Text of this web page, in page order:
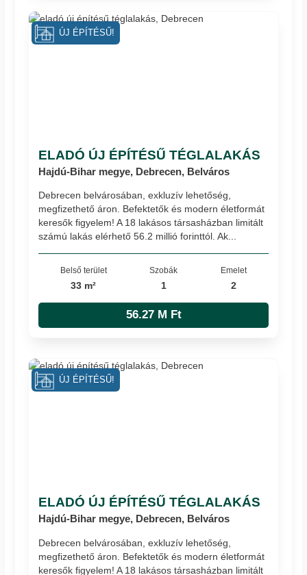
ELADÓ ÚJ ÉPÍTÉSŰ TÉGLALAKÁS
Hajdú-Bihar megye, Debrecen, Belváros
Debrecen belvárosában, exkluzív lehetőség,
megfizethető áron. Befektetők és modern életformát
keresők figyelem! A 18 lakásos társasházban limitált
számú lakás elérhető 56.2 millió forinttól. Ak...
Belső terület
33 m²
Szobák
1
Emelet
2
56.27 M Ft
ÚJ ÉPÍTÉSŰ!
ELADÓ ÚJ ÉPÍTÉSŰ TÉGLALAKÁS
Hajdú-Bihar megye, Debrecen, Belváros
Debrecen belvárosában, exkluzív lehetőség,
megfizethető áron. Befektetők és modern életformát
keresők figyelem! A 18 lakásos társasházban limitált
ÚJ ÉPÍTÉSŰ!